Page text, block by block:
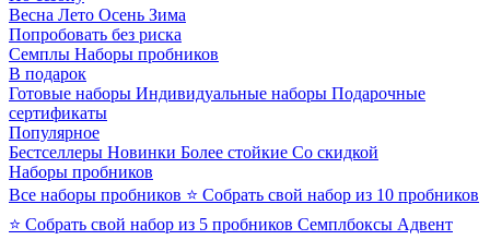
Весна Лето Осень Зима
Попробовать без риска
Семплы Наборы пробников
В подарок
Готовые наборы Индивидуальные наборы Подарочные
сертификаты
Популярное
Бестселлеры Новинки Более стойкие Со скидкой
Наборы пробников
Все наборы пробников ⭐ Собрать свой набор из 10 пробников
⭐ Собрать свой набор из 5 пробников Семплбоксы Адвент